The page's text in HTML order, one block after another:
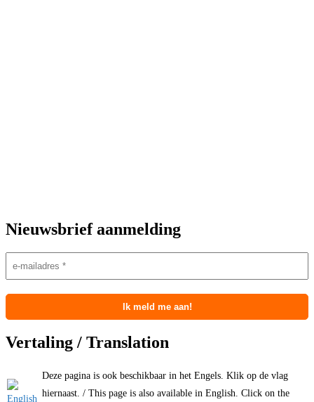
Nieuwsbrief aanmelding
Vertaling / Translation
Deze pagina is ook beschikbaar in het Engels. Klik op de vlag
hiernaast. / This page is also available in English. Click on the